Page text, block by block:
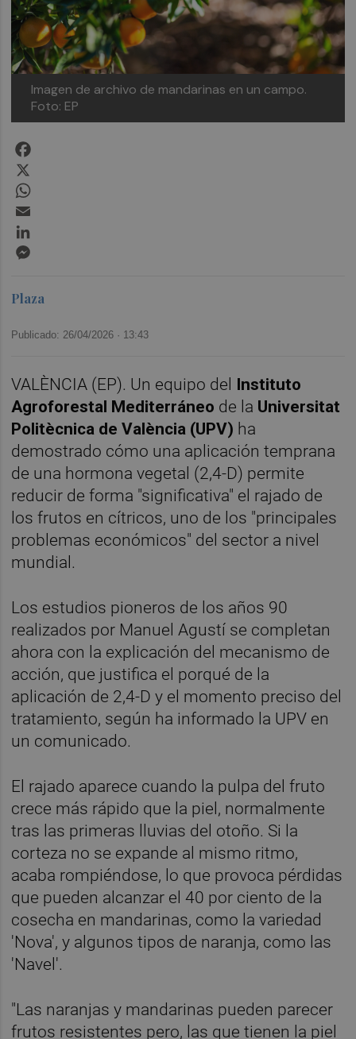
Imagen de archivo de mandarinas en un campo.
Foto: EP
Plaza
Publicado: 26/04/2026 · 13:43
VALÈNCIA (EP). Un equipo del Instituto
Agroforestal Mediterráneo de la Universitat
Politècnica de València (UPV) ha
demostrado cómo una aplicación temprana
de una hormona vegetal (2,4-D) permite
reducir de forma "significativa" el rajado de
los frutos en cítricos, uno de los "principales
problemas económicos" del sector a nivel
mundial.
Los estudios pioneros de los años 90
realizados por Manuel Agustí se completan
ahora con la explicación del mecanismo de
acción, que justifica el porqué de la
aplicación de 2,4-D y el momento preciso del
tratamiento, según ha informado la UPV en
un comunicado.
El rajado aparece cuando la pulpa del fruto
crece más rápido que la piel, normalmente
tras las primeras lluvias del otoño. Si la
corteza no se expande al mismo ritmo,
acaba rompiéndose, lo que provoca pérdidas
que pueden alcanzar el 40 por ciento de la
cosecha en mandarinas, como la variedad
'Nova', y algunos tipos de naranja, como las
'Navel'.
"Las naranjas y mandarinas pueden parecer
frutos resistentes pero, las que tienen la piel